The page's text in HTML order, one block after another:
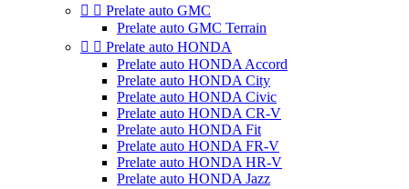
  Prelate auto GMC
Prelate auto GMC Terrain
  Prelate auto HONDA
Prelate auto HONDA Accord
Prelate auto HONDA City
Prelate auto HONDA Civic
Prelate auto HONDA CR-V
Prelate auto HONDA Fit
Prelate auto HONDA FR-V
Prelate auto HONDA HR-V
Prelate auto HONDA Jazz